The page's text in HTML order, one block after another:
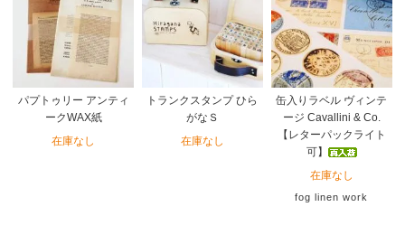
パプトゥリー アンティ
ークWAX紙
在庫なし
トランクスタンプ ひら
がなＳ
在庫なし
缶入りラベル ヴィンテ
ージ Cavallini & Co.
【レターパックライト
可】
在庫なし
fog linen work